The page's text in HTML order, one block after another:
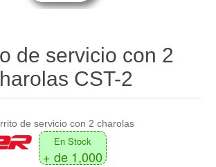
de servicio con 2
CST-2
de servicio con 2 charolas
En Stock
+ de 1,000